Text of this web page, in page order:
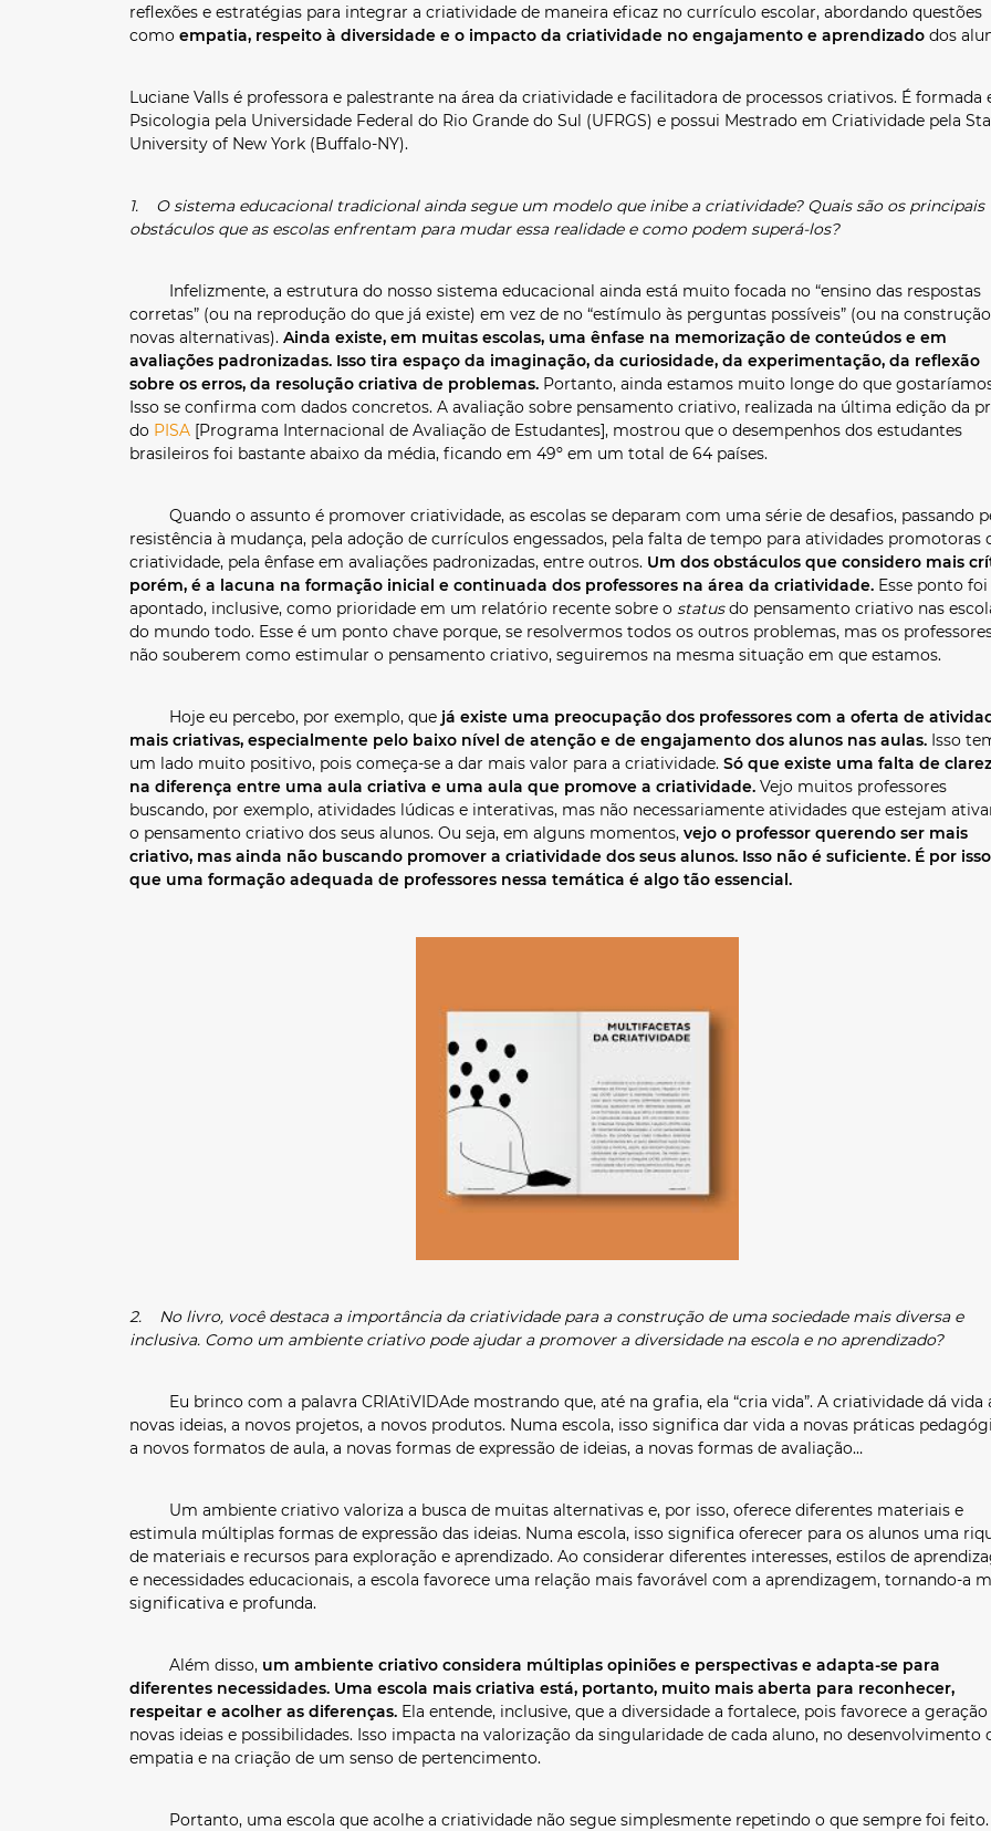
reflexões e estratégias para integrar a criatividade de maneira eficaz no currículo escolar, abordando questões
como empatia, respeito à diversidade e o impacto da criatividade no engajamento e aprendizado dos
Luciane Valls é professora e palestrante na área da criatividade e facilitadora de processos criativos. É formada
Psicologia pela Universidade Federal do Rio Grande do Sul (UFRGS) e possui Mestrado em Criatividade pela
University of New York (Buffalo-NY).
1. O sistema educacional tradicional ainda segue um modelo que inibe a criatividade? Quais são os principais
obstáculos que as escolas enfrentam para mudar essa realidade e como podem superá-los?
Infelizmente, a estrutura do nosso sistema educacional ainda está muito focada no “ensino das respostas
corretas” (ou na reprodução do que já existe) em vez de no “estímulo às perguntas possíveis” (ou na
novas alternativas). Ainda existe, em muitas escolas, uma ênfase na memorização de conteúdos e em
avaliações padronizadas. Isso tira espaço da imaginação, da curiosidade, da experimentação, da reflexão
sobre os erros, da resolução criativa de problemas. Portanto, ainda estamos muito longe do que
Isso se confirma com dados concretos. A avaliação sobre pensamento criativo, realizada na última edição da
do PISA [Programa Internacional de Avaliação de Estudantes], mostrou que o desempenhos dos estudantes
brasileiros foi bastante abaixo da média, ficando em 49º em um total de 64 países.
Quando o assunto é promover criatividade, as escolas se deparam com uma série de desafios, passando
resistência à mudança, pela adoção de currículos engessados, pela falta de tempo para atividades promotoras
criatividade, pela ênfase em avaliações padronizadas, entre outros. Um dos obstáculos que considero mais
porém, é a lacuna na formação inicial e continuada dos professores na área da criatividade. Esse ponto foi
apontado, inclusive, como prioridade em um relatório recente sobre o statusdo pensamento criativo nas
do mundo todo. Esse é um ponto chave porque, se resolvermos todos os outros problemas, mas os
não souberem como estimular o pensamento criativo, seguiremos na mesma situação em que estamos.
Hoje eu percebo, por exemplo, que já existe uma preocupação dos professores com a oferta de
mais criativas, especialmente pelo baixo nível de atenção e de engajamento dos alunos nas aulas. Isso
um lado muito positivo, pois começa-se a dar mais valor para a criatividade. Só que existe uma falta de
na diferença entre uma aula criativa e uma aula que promove a criatividade. Vejo muitos professores
buscando, por exemplo, atividades lúdicas e interativas, mas não necessariamente atividades que estejam
o pensamento criativo dos seus alunos. Ou seja, em alguns momentos, vejo o professor querendo ser mais
criativo, mas ainda não buscando promover a criatividade dos seus alunos. Isso não é suficiente. É por isso
que uma formação adequada de professores nessa temática é algo tão essencial.
2. No livro, você destaca a importância da criatividade para a construção de uma sociedade mais diversa e
inclusiva. Como um ambiente criativo pode ajudar a promover a diversidade na escola e no aprendizado?
Eu brinco com a palavra CRIAtiVIDAde mostrando que, até na grafia, ela “cria vida”. A criatividade dá vida
novas ideias, a novos projetos, a novos produtos. Numa escola, isso significa dar vida a novas práticas
a novos formatos de aula, a novas formas de expressão de ideias, a novas formas de avaliação…
Um ambiente criativo valoriza a busca de muitas alternativas e, por isso, oferece diferentes materiais e
estimula múltiplas formas de expressão das ideias. Numa escola, isso significa oferecer para os alunos uma
de materiais e recursos para exploração e aprendizado. Ao considerar diferentes interesses, estilos de
e necessidades educacionais, a escola favorece uma relação mais favorável com a aprendizagem, tornando-a
significativa e profunda.
Além disso, um ambiente criativo considera múltiplas opiniões e perspectivas e adapta-se para
diferentes necessidades. Uma escola mais criativa está, portanto, muito mais aberta para reconhecer,
respeitar e acolher as diferenças. Ela entende, inclusive, que a diversidade a fortalece, pois favorece a geração
novas ideias e possibilidades. Isso impacta na valorização da singularidade de cada aluno, no desenvolvimento
empatia e na criação de um senso de pertencimento.
Portanto, uma escola que acolhe a criatividade não segue simplesmente repetindo o que sempre foi feito.